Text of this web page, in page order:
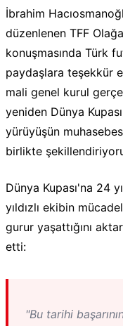
İbrahim
düzenlenen TFF
konuşmasında Türk
paydaşlara teşekkür
mali genel kurul
yeniden Dünya
yürüyüşün
birlikte
Dünya Kupası'na 24
yıldızlı ekibin
gurur yaşattığını
etti:
"Bu tarihi